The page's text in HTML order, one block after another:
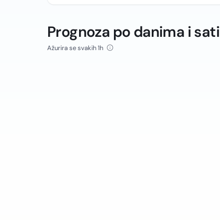
Prognoza po danima i
Ažurira se svakih 1h